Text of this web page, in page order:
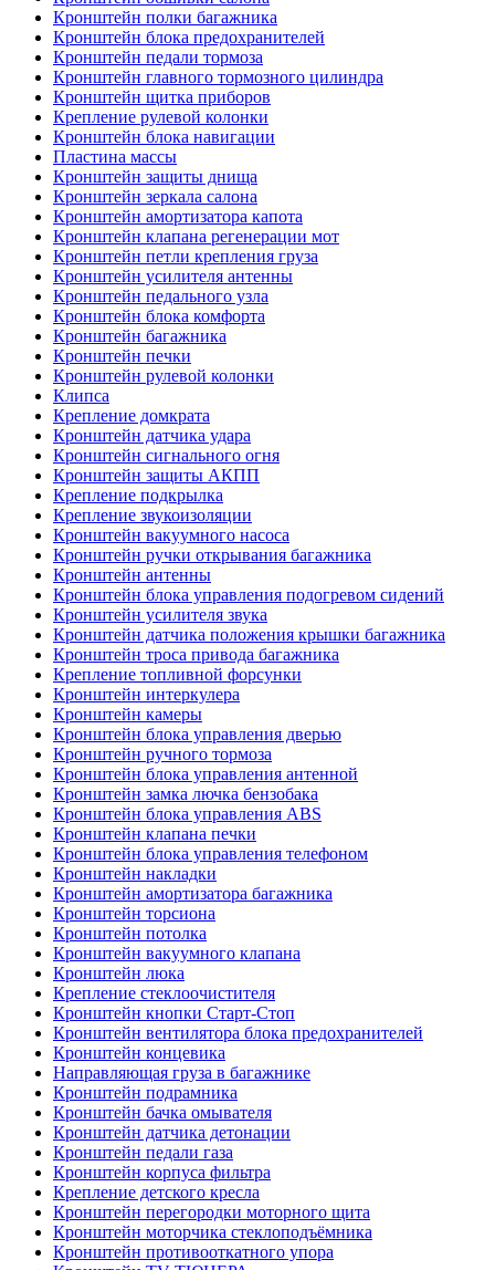
Кронштейн полки багажника
Кронштейн блока предохранителей
Кронштейн педали тормоза
Кронштейн главного тормозного цилиндра
Кронштейн щитка приборов
Крепление рулевой колонки
Кронштейн блока навигации
Пластина массы
Кронштейн защиты днища
Кронштейн зеркала салона
Кронштейн амортизатора капота
Кронштейн клапана регенерации мот
Кронштейн петли крепления груза
Кронштейн усилителя антенны
Кронштейн педального узла
Кронштейн блока комфорта
Кронштейн багажника
Кронштейн печки
Кронштейн рулевой колонки
Клипса
Крепление домкрата
Кронштейн датчика удара
Кронштейн сигнального огня
Кронштейн защиты АКПП
Крепление подкрылка
Крепление звукоизоляции
Кронштейн вакуумного насоса
Кронштейн ручки открывания багажника
Кронштейн антенны
Кронштейн блока управления подогревом сидений
Кронштейн усилителя звука
Кронштейн датчика положения крышки багажника
Кронштейн троса привода багажника
Крепление топливной форсунки
Кронштейн интеркулера
Кронштейн камеры
Кронштейн блока управления дверью
Кронштейн ручного тормоза
Кронштейн блока управления антенной
Кронштейн замка лючка бензобака
Кронштейн блока управления ABS
Кронштейн клапана печки
Кронштейн блока управления телефоном
Кронштейн накладки
Кронштейн амортизатора багажника
Кронштейн торсиона
Кронштейн потолка
Кронштейн вакуумного клапана
Кронштейн люка
Крепление стеклоочистителя
Кронштейн кнопки Старт-Стоп
Кронштейн вентилятора блока предохранителей
Кронштейн концевика
Направляющая груза в багажнике
Кронштейн подрамника
Кронштейн бачка омывателя
Кронштейн датчика детонации
Кронштейн педали газа
Кронштейн корпуса фильтра
Крепление детского кресла
Кронштейн перегородки моторного щита
Кронштейн моторчика стеклоподъёмника
Кронштейн противооткатного упора